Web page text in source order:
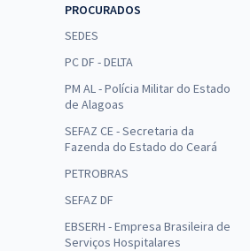
PROCURADOS
SEDES
PC DF - DELTA
PM AL - Polícia Militar do Estado
de Alagoas
SEFAZ CE - Secretaria da
Fazenda do Estado do Ceará
PETROBRAS
SEFAZ DF
EBSERH - Empresa Brasileira de
Serviços Hospitalares